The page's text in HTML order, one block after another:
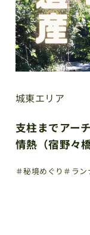
支柱までアー
情熱（宿野々橋
城東エリア
＃秘境めぐり ＃ラン